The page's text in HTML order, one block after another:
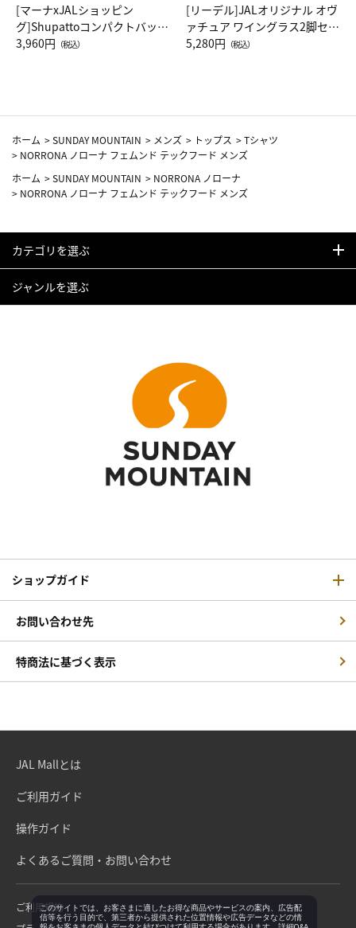
[マーナxJALショッピン
グ]Shupattoコンパクトバッグ
Drop JAL客室乗務員（LC）ス
3,960円 （税込）
[リーデル]JALオリジナル オヴ
ァチュア ワイングラス2脚セッ
ト（レッドワイン）
5,280円 （税込）
ホーム >SUNDAY MOUNTAIN > メンズ > トップス >Tシャツ
> NORRONA ノローナ フェムンド テックフード メンズ
ホーム >SUNDAY MOUNTAIN > NORRONA ノローナ
> NORRONA ノローナ フェムンド テックフード メンズ
カテゴリを選ぶ
ジャンルを選ぶ
ショップガイド
お問い合わせ先
特商法に基づく表示
JAL Mallとは
ご利用ガイド
操作ガイド
よくあるご質問・お問い合わせ
ご利用規約このサイトでは、お客さまに適したお得な商品やサービスの案内、広告配
信等を行う目的で、第三者から提供された位置情報や広告データなどの情